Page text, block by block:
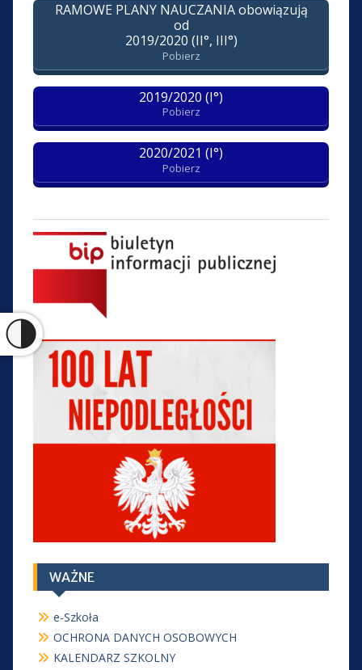
RAMOWE PLANY NAUCZANIA obowiązują
od
2019/2020 (II°, III°)
Pobierz
2019/2020 (I°)
Pobierz
2020/2021 (I°)
Pobierz
WAŻNE
e-Szkoła
OCHRONA DANYCH OSOBOWYCH
KALENDARZ SZKOLNY